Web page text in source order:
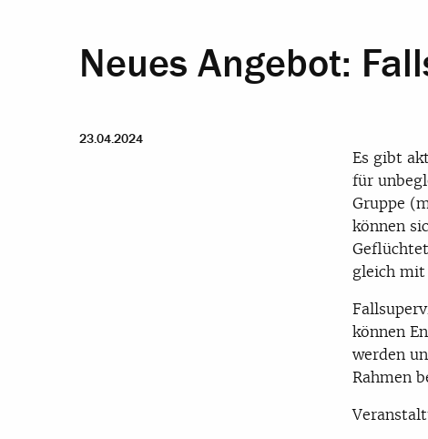
Neues Angebot:
23.04.2024
Es gibt
für
Gruppe
können
gleich
können
werden
Rahmen